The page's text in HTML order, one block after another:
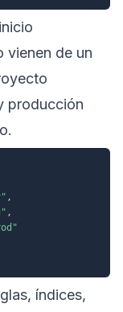
vienen de un
producción
,
,
índices,